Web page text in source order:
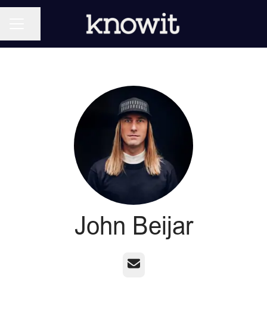
John Beijar
E-post